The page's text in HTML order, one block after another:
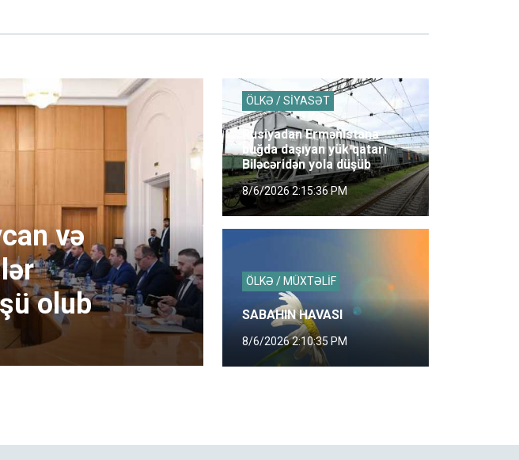
və
olub
ÖLKƏ / SİYASƏT
Rusiyadan Ermənistana
buğda daşıyan yük qatarı
Biləcəridən yola düşüb
8/6/2026 2:15:36 PM
ÖLKƏ / MÜXTƏLİF
SABAHIN HAVASI
8/6/2026 2:10:35 PM